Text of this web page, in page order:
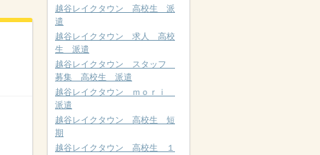
越谷レイクタウン 高校生 派
遣
越谷レイクタウン 求人 高校
生 派遣
越谷レイクタウン スタッフ
募集 高校生 派遣
越谷レイクタウン ｍｏｒｉ
派遣
越谷レイクタウン 高校生 短
期
越谷レイクタウン 高校生 １